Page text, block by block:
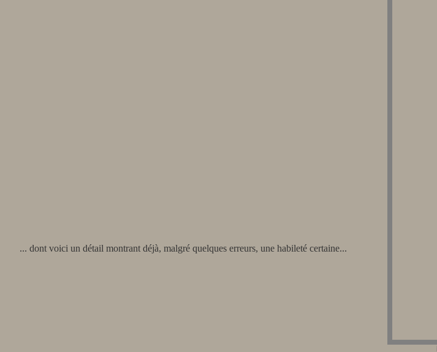
... dont voici un détail montrant déjà, malgré quelques erreurs, une habileté certaine...